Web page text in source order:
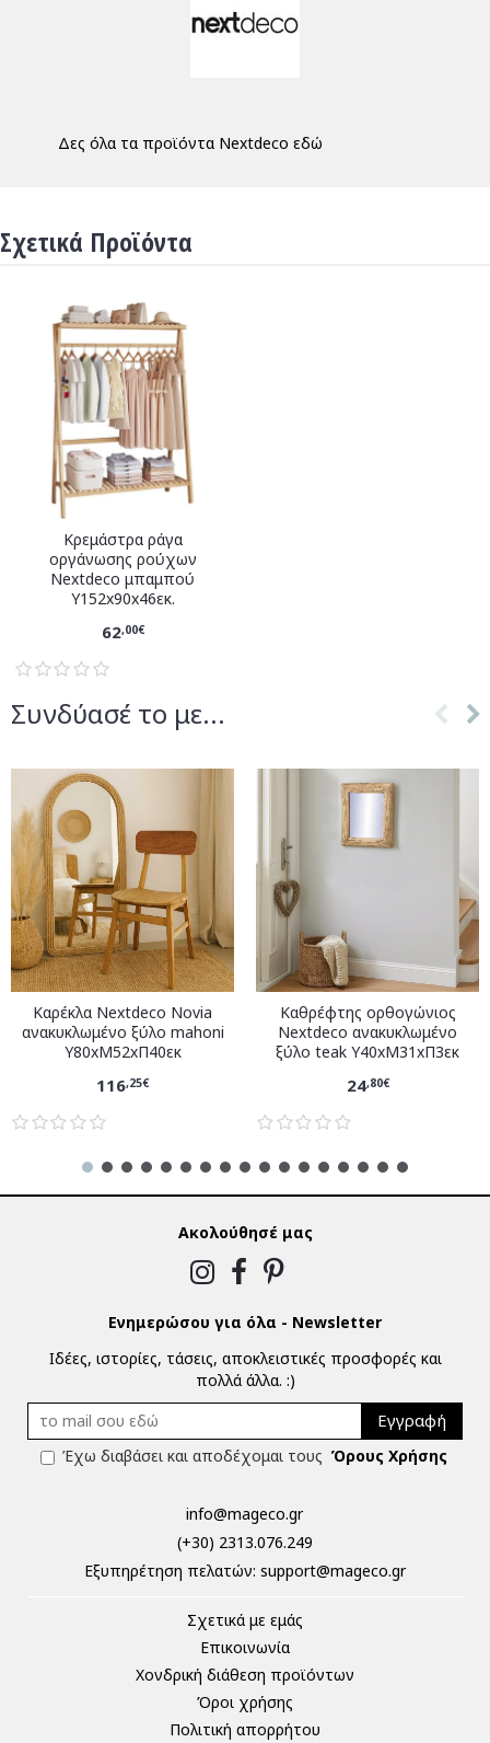
Δες όλα τα προϊόντα Nextdeco εδώ
Σχετικά Προϊόντα
Κρεμάστρα ράγα
οργάνωσης ρούχων
Nextdeco μπαμπού
Υ152x90x46εκ.
62,00€
Συνδύασέ το με...
Καρέκλα Nextdeco Novia
ανακυκλωμένο ξύλο mahoni
Υ80xM52xΠ40εκ
116,25€
Καθρέφτης ορθογώνιος
Nextdeco ανακυκλωμένο
ξύλο teak Υ40xM31xΠ3εκ
24,80€
Ακολούθησέ μας
Ενημερώσου για όλα - Newsletter
Ιδέες, ιστορίες, τάσεις, αποκλειστικές προσφορές και
πολλά άλλα. :)
Εγγραφή
Έχω διαβάσει και αποδέχομαι τους Όρους Χρήσης
info@mageco.gr
(+30) 2313.076.249
Eξυπηρέτηση πελατών: support@mageco.gr
Σχετικά με εμάς
Επικοινωνία
Χονδρική διάθεση προϊόντων
Όροι χρήσης
Πολιτική απορρήτου